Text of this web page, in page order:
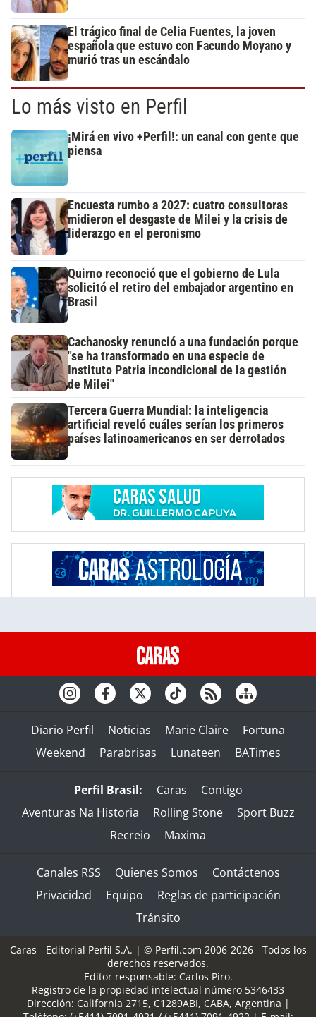
El trágico final de Celia Fuentes, la joven
española que estuvo con Facundo Moyano y
murió tras un escándalo
Lo más visto en Perfil
¡Mirá en vivo +Perfil!: un canal con gente que
piensa
Encuesta rumbo a 2027: cuatro consultoras
midieron el desgaste de Milei y la crisis de
liderazgo en el peronismo
Quirno reconoció que el gobierno de Lula
solicitó el retiro del embajador argentino en
Brasil
Cachanosky renunció a una fundación porque
"se ha transformado en una especie de
Instituto Patria incondicional de la gestión
de Milei"
Tercera Guerra Mundial: la inteligencia
artificial reveló cuáles serían los primeros
países latinoamericanos en ser derrotados
Diario Perfil Noticias Marie Claire
Fortuna
Weekend
Parabrisas Lunateen BATimes
Perfil Brasil: Caras
Contigo
Aventuras Na Historia
Rolling Stone
Sport Buzz
Recreio
Maxima
Canales RSS Quienes Somos
Contáctenos
Privacidad
Equipo
Reglas de participación
Tránsito
Caras - Editorial Perfil S.A. | © Perfil.com 2006-2026 - Todos los
derechos reservados.
Editor responsable: Carlos Piro.
Registro de la propiedad intelectual número 5346433
Dirección: California 2715, C1289ABI, CABA, Argentina |